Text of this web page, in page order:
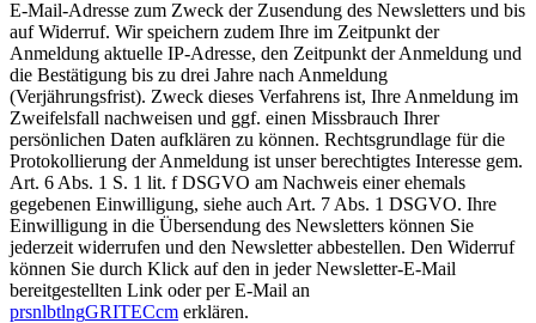
E-Mail-Adresse zum Zweck der Zusendung des Newsletters und bis
auf Widerruf. Wir speichern zudem Ihre im Zeitpunkt der
Anmeldung aktuelle IP-Adresse, den Zeitpunkt der Anmeldung und
die Bestätigung bis zu drei Jahre nach Anmeldung
(Verjährungsfrist). Zweck dieses Verfahrens ist, Ihre Anmeldung im
Zweifelsfall nachweisen und ggf. einen Missbrauch Ihrer
persönlichen Daten aufklären zu können. Rechtsgrundlage für die
Protokollierung der Anmeldung ist unser berechtigtes Interesse gem.
Art. 6 Abs. 1 S. 1 lit. f DSGVO am Nachweis einer ehemals
gegebenen Einwilligung, siehe auch Art. 7 Abs. 1 DSGVO. Ihre
Einwilligung in die Übersendung des Newsletters können Sie
jederzeit widerrufen und den Newsletter abbestellen. Den Widerruf
können Sie durch Klick auf den in jeder Newsletter-E-Mail
bereitgestellten Link oder per E-Mail an
prsnlbtlngGRITECcm erklären.